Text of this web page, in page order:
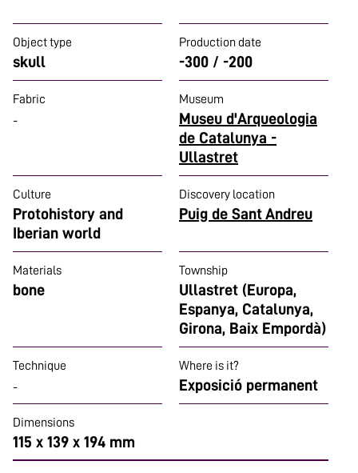
Object type
skull
Production date
-300 / -200
Fabric
-
Museum
Museu d'Arqueologia
de Catalunya -
Ullastret
Culture
Protohistory and
Iberian world
Discovery location
Puig de Sant Andreu
Materials
bone
Township
Ullastret (Europa,
Espanya, Catalunya,
Girona, Baix Empordà)
Technique
-
Where is it?
Exposició permanent
Dimensions
115 x 139 x 194 mm